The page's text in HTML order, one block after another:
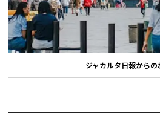
ジャカルタ日報からの